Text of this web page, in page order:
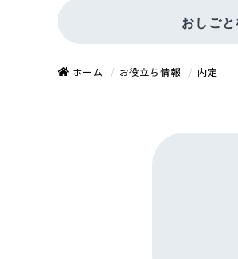
おしご
給
ホーム お役立ち情報 内定